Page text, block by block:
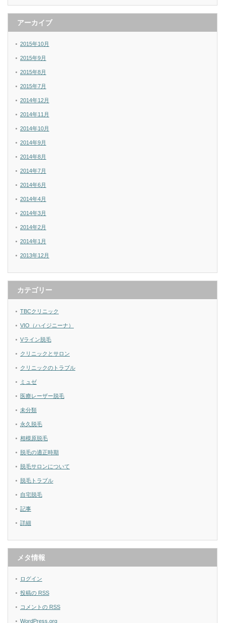
アーカイブ
2015年10月
2015年9月
2015年8月
2015年7月
2014年12月
2014年11月
2014年10月
2014年9月
2014年8月
2014年7月
2014年6月
2014年4月
2014年3月
2014年2月
2014年1月
2013年12月
カテゴリー
TBCクリニック
VIO（ハイジニーナ）
Vライン脱毛
クリニックとサロン
クリニックのトラブル
ミュゼ
医療レーザー脱毛
未分類
永久脱毛
相模原脱毛
脱毛の適正時期
脱毛サロンについて
脱毛トラブル
自宅脱毛
記事
詳細
メタ情報
ログイン
投稿の RSS
コメントの RSS
WordPress.org